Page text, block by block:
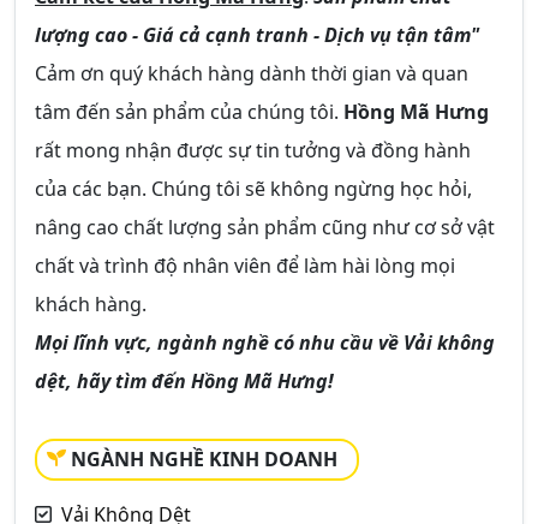
lượng cao - Giá cả cạnh tranh - Dịch vụ tận tâm"
Cảm ơn quý khách hàng dành thời gian và quan
tâm đến sản phẩm của chúng tôi. Hồng Mã Hưng
rất mong nhận được sự tin tưởng và đồng hành
của các bạn. Chúng tôi sẽ không ngừng học hỏi,
nâng cao chất lượng sản phẩm cũng như cơ sở vật
chất và trình độ nhân viên để làm hài lòng mọi
khách hàng.
Mọi lĩnh vực, ngành nghề có nhu cầu về Vải không
dệt, hãy tìm đến Hồng Mã Hưng!
NGÀNH NGHỀ KINH DOANH
Vải Không Dệt